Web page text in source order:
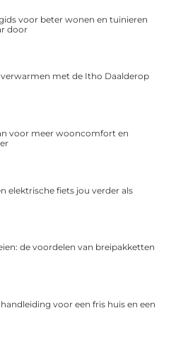
voor beter wonen en tuinieren
door
met de Itho Daalderop
voor meer wooncomfort en
elektrische fiets jou verder als
de voordelen van breipakketten
voor een fris huis en een